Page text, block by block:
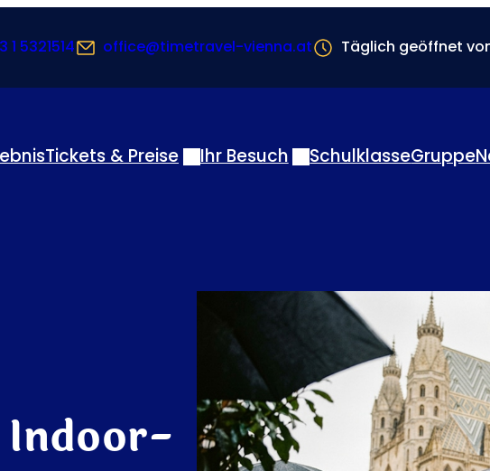
1 5321514 office@timetravel-vienna.at Täglich geöffnet
Tickets & Preise Ihr Besuch SchulklasseGruppe
Indoor-